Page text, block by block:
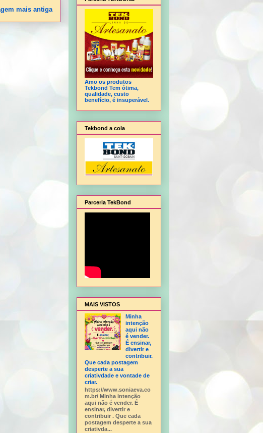
mais antiga
3D, Embalagem de Natal, Flor Hortência, Flor Orquídea - sem frisador, Flor Rosa - sem
Amo os produtos
Tekbond Tem ótima,
qualidade, custo
benefício, é insuperável.
Tekbond a cola
Parceria TekBond
MAIS VISTOS
Minha
intenção
aqui não
é vender.
É ensinar,
divertir e
contribuir.
Que cada postagem
desperte a sua
criativdade e vontade de
criar.
https://www.soniaeva.co
m.br/ Minha intenção
aqui não é vender. É
ensinar, divertir e
contribuir . Que cada
postagem desperte a sua
criativda...